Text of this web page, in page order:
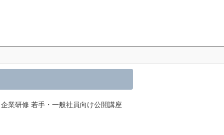
業研修 若手・一般社員向け公開講座